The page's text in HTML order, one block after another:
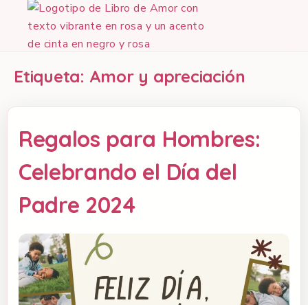
Etiqueta: Amor y apreciación
Regalos para Hombres:
Celebrando el Día del
Padre 2024